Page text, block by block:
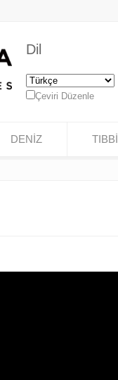
Dil
Çeviri Düzenle
DENİZ TIBBİ